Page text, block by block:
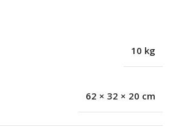
10 kg
62 × 32 × 20 cm